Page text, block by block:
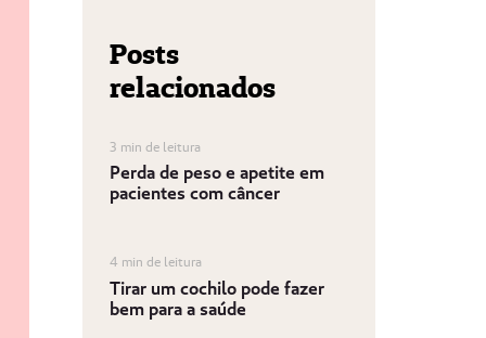
Posts
relacionados
3 min de leitura
Perda de peso e apetite em
pacientes com câncer
4 min de leitura
Tirar um cochilo pode fazer
bem para a saúde